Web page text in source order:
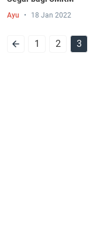
Ayu 18 Jan 2022
1 2 3